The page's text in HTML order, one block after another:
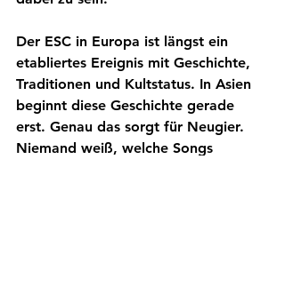
Der ESC in Europa ist längst ein
etabliertes Ereignis mit Geschichte,
Traditionen und Kultstatus. In Asien
beginnt diese Geschichte gerade
erst. Genau das sorgt für Neugier.
Niemand weiß, welche Songs